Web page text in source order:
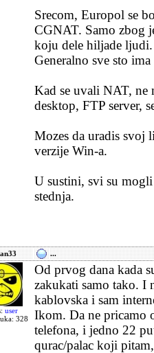
Srecom, Europol se
CGNAT. Samo zbog
koju dele hiljade
Generalno sve sto
Kad se uvali NAT, ne
desktop, FTP server,
Mozes da uradis svoj
verzije Win-a.
U sustini, svi su
stednja.
...
user
328
Od prvog dana kada
zakukati samo tako. I
kablovska i sam
Ikom. Da ne pricamo
telefona, i jedno 22
qurac/palac koji